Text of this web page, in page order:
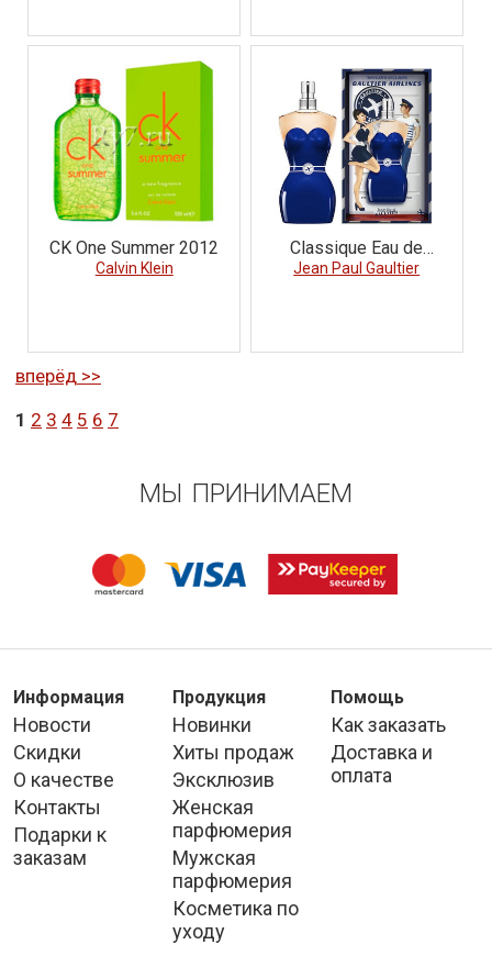
CK One Summer 2012
Calvin Klein
Classique Eau de
Parfum Airlines
Jean Paul Gaultier
вперёд >>
1 2 3 4 5 6 7
МЫ ПРИНИМАЕМ
Информация
Новости
Скидки
О качестве
Контакты
Подарки к
заказам
Продукция
Новинки
Хиты продаж
Эксклюзив
Женская
парфюмерия
Мужская
парфюмерия
Косметика по
уходу
Помощь
Как заказать
Доставка и
оплата